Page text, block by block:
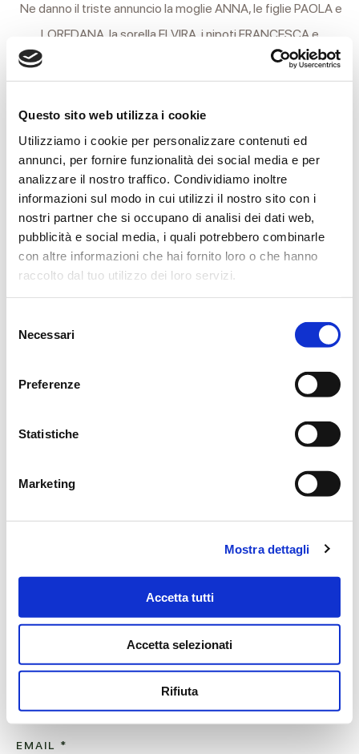
Questo sito web utilizza i cookie
Utilizziamo i cookie per personalizzare contenuti ed
annunci, per fornire funzionalità dei social media e per
analizzare il nostro traffico. Condividiamo inoltre
informazioni sul modo in cui utilizzi il nostro sito con i
nostri partner che si occupano di analisi dei dati web,
pubblicità e social media, i quali potrebbero combinarle
con altre informazioni che hai fornito loro o che hanno
raccolto dal tuo utilizzo dei loro servizi.
delNecessari
Preferenze
Statistiche
Marketing
Mostra dettagli
Accetta tutti
Accetta selezionati
Rifiuta
Ne danno il triste annuncio la moglie ANNA, le figlie PAOLA e
LOREDANA, la sorella ELVIRA, i nipoti FRANCESCA e
MATTEO, i generi, il cognato ILLO e i parenti tutti.
dall’Hospice Casa Madonna dell’Uliveto in Montericco per il
cimitero Nuovo di Coviolo, in attesa di cremazione.
Il corteo funebre si formerà nei pressi del parcheggio.
Non fiori, ma eventuali offerte all’Hospice Casa Madonna
dell’Uliveto iban IT25J0538766130000001156380.
Si ringraziano anticipatamente coloro che interverranno alla
cerimonia.
Montecavolo, 19 Aprile 2014
CONDIVIDI
Il tuo indirizzo email non sarà pubblicato.
EMAIL *